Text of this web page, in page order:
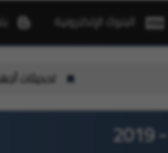
البنوك الإلكترونية
تحديثات أجهزة ستارسات StarSat بتاريخ 06-08-2026